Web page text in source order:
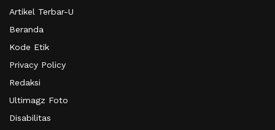
Artikel Terbar-U
Beranda
Kode Etik
Privacy Policy
Redaksi
Ultimagz Foto
Disabilitas